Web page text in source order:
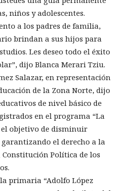
niños y adolescentes.
a los padres de familia,
brindan a sus hijos para
Les deseo todo el éxito
dijo Blanca Merari Tziu.
Salazar, en representación
de la Zona Norte, dijo
de nivel básico de
en el programa “La
el objetivo de disminuir
garantizando el derecho a la
Política de los
primaria “Adolfo López